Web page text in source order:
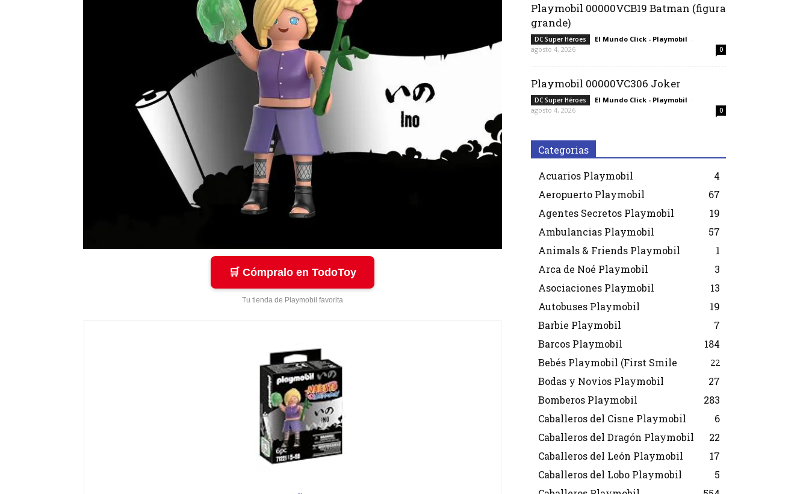
🛒 Cómpralo en TodoToy
Tu tienda de Playmobil favorita
Playmobil 00000VCB19 Batman (figura
grande)
DC Super Héroes El Mundo Click - Playmobil -
agosto 4, 2026
0
Playmobil 00000VC306 Joker
DC Super Héroes El Mundo Click - Playmobil -
agosto 4, 2026
0
Categorias
Acuarios Playmobil
4
Aeropuerto Playmobil
67
Agentes Secretos Playmobil
19
Ambulancias Playmobil
57
Animals & Friends Playmobil
1
Arca de Noé Playmobil
3
Asociaciones Playmobil
13
Autobuses Playmobil
19
Barbie Playmobil
7
Barcos Playmobil
184
Bebés Playmobil (First Smile
22
Bodas y Novios Playmobil
27
Bomberos Playmobil
283
Caballeros del Cisne Playmobil
6
Caballeros del Dragón Playmobil
22
Caballeros del León Playmobil
17
Caballeros del Lobo Playmobil
5